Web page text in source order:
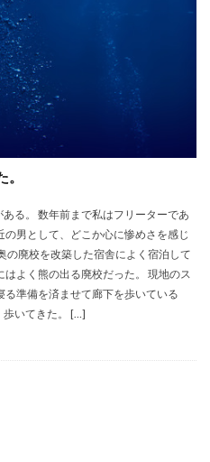
る。 数年前まで私はフリーターであ
男として、どこか心に惨めさを感じ
の廃校を改築した宿舎によく宿泊して
よく熊の出る廃校だった。 現地のス
準備を済ませて廊下を歩いている
歩いてきた。 […]